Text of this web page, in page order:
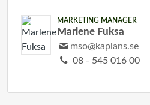
MARKETING MANAGER
Marlene Fuksa
mso@kaplans.se
08 - 545 016 00